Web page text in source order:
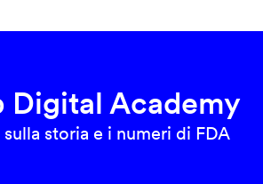
Digital Academy
storia e i numeri di FDA